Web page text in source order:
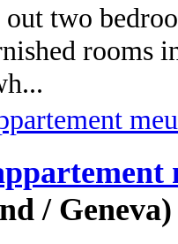
two
rooms
/ Geneva)